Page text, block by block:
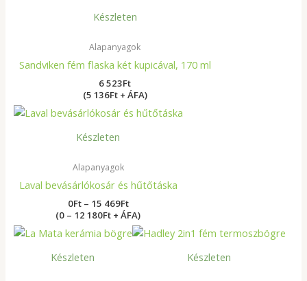
Készleten
Alapanyagok
Sandviken fém flaska két kupicával, 170 ml
6 523Ft
(5 136Ft + ÁFA)
Készleten
Alapanyagok
Laval bevásárlókosár és hűtőtáska
0Ft – 15 469Ft
Ártartomány:
(0 – 12 180Ft + ÁFA)
Készleten Készleten